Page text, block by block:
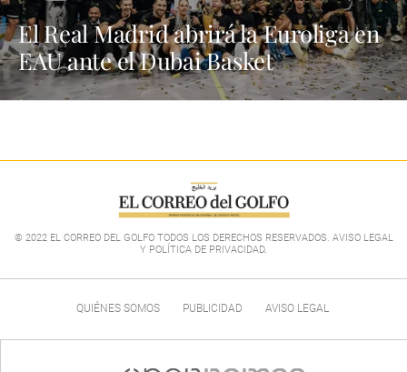
El Real Madrid abrirá la Euroliga en
EAU ante el Dubai Basket
© 2022 EL CORREO DEL GOLFO TODOS LOS DERECHOS RESERVADOS. AVISO LEGAL
Y POLÍTICA DE PRIVACIDAD.
QUIÉNES SOMOS PUBLICIDAD AVISO LEGAL